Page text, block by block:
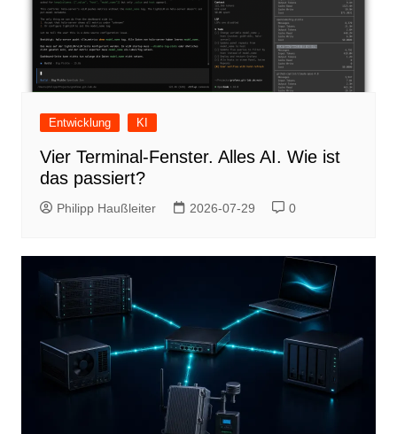
Entwicklung KI
Vier Terminal-Fenster. Alles AI. Wie ist
das passiert?
Philipp Haußleiter 2026-07-29 0